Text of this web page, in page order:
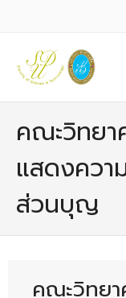
- ปรัชญาการจัดการ
- ปรัชญา วิสัยทัศน์ พั
คณะวิทยา
แสดงควา
ส่วนบุญ
คณะวิทยา